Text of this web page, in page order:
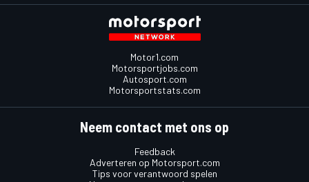
Motor1.com
Motorsportjobs.com
Autosport.com
Motorsportstats.com
Neem contact met ons op
Feedback
Adverteren op Motorsport.com
Tips voor verantwoord spelen